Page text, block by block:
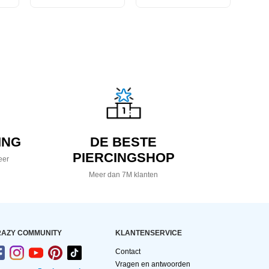
DE BESTE
PIERCINGSHOP
Meer dan 7M klanten
COMMUNITY KLANTENSERVICE
Contact
Vragen en antwoorden